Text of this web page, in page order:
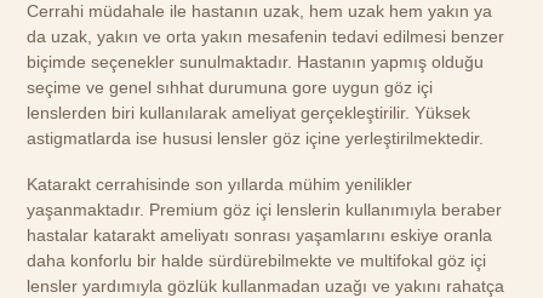
Cerrahi müdahale ile hastanın uzak, hem uzak hem yakın ya
da uzak, yakın ve orta yakın mesafenin tedavi edilmesi benzer
biçimde seçenekler sunulmaktadır. Hastanın yapmış olduğu
seçime ve genel sıhhat durumuna gore uygun göz içi
lenslerden biri kullanılarak ameliyat gerçekleştirilir. Yüksek
astigmatlarda ise hususi lensler göz içine yerleştirilmektedir.
Katarakt cerrahisinde son yıllarda mühim yenilikler
yaşanmaktadır. Premium göz içi lenslerin kullanımıyla beraber
hastalar katarakt ameliyatı sonrası yaşamlarını eskiye oranla
daha konforlu bir halde sürdürebilmekte ve multifokal göz içi
lensler yardımıyla gözlük kullanmadan uzağı ve yakını rahatça